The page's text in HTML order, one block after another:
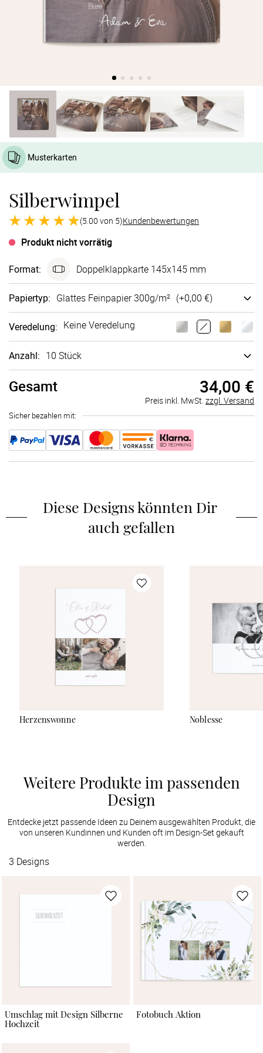
Musterkarten
Silberwimpel
(5.00 von 5)Kundenbewertungen
Produkt nicht vorrätig
Format: Doppel­klapp­karte 145x145 mm
Papiertyp: Glattes Fein­papier 300g/m² (+0,00 €)
Veredelung: Keine Veredelung
Anzahl: 10 Stück
Gesamt 34,00 €
Preis inkl. MwSt. zzgl. Versand
Sicher bezahlen mit:
Diese Designs könnten Dir
auch gefallen
Herzenswonne Noblesse
Weitere Produkte im passenden
Design
Entdecke jetzt passende Ideen zu Deinem ausgewählten Produkt, die
von unseren Kundinnen und Kunden oft im Design-Set gekauft
werden.
3 Designs
Umschlag mit Design Silberne
Hochzeit
Fotobuch Aktion